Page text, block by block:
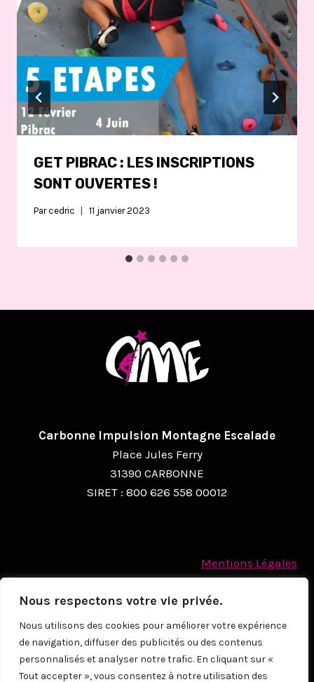
Nous respectons votre vie privée.
Nous utilisons des cookies pour améliorer votre expérience
de navigation, diffuser des publicités ou des contenus
personnalisés et analyser notre trafic. En cliquant sur «
Tout accepter », vous consentez à notre utilisation des
GET PIBRAC : LES INSCRIPTIONS
SONT OUVERTES !
Par cedric 11 janvier 2023
Carbonne Impulsion Montagne Escalade
Place Jules Ferry
31390 CARBONNE
SIRET : 800 626 558 00012
Mentions Légales
Politique des cookies
Protection des Données à caractère personnel
© 2026